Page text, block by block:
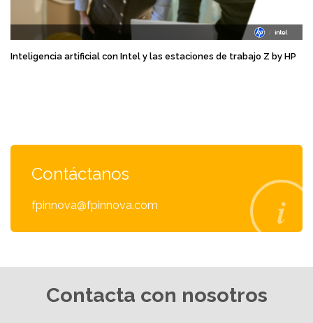
Inteligencia artificial con Intel y las estaciones de trabajo Z by HP
Contáctanos
fpinnova@fpinnova.com
Contacta con nosotros